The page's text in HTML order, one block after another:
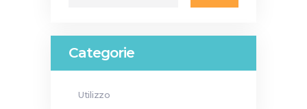
Categorie
Utilizzo